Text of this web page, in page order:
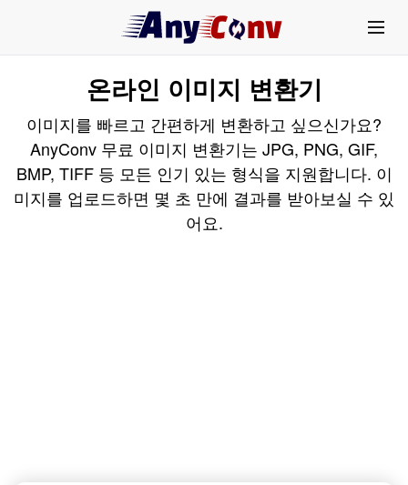
온라인 이미지 변환기
이미지를 빠르고 간편하게 변환하고 싶으신가요?
AnyConv 무료 이미지 변환기는 JPG, PNG, GIF,
BMP, TIFF 등 모든 인기 있는 형식을 지원합니다. 이
미지를 업로드하면 몇 초 만에 결과를 받아보실 수 있
어요.